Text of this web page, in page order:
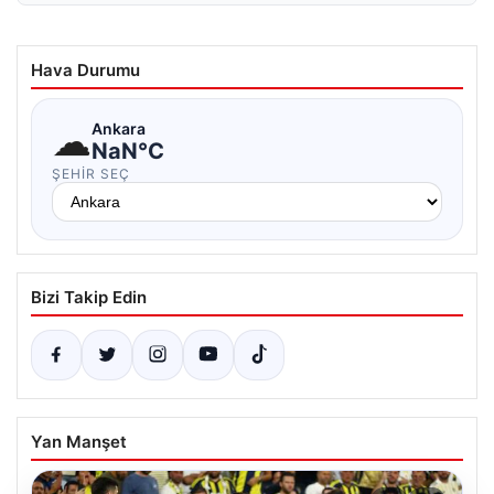
Hava Durumu
☁Ankara
NaN°C
ŞEHIR SEÇ
Bizi Takip Edin
Yan Manşet